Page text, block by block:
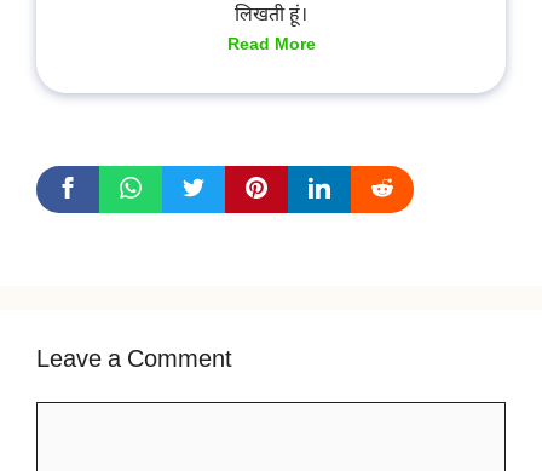
लिखती हूं।
Read More
Leave a Comment